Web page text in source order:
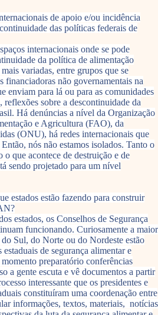
de apoio e/ou incidência
das políticas federais de
internacionais onde se pode
da política de alimentação
variadas, entre grupos que se
financiadoras não governamentais na
enviam para lá ou para as comunidades
sobre a descontinuidade da
Há denúncias a nível da Organização
e Agricultura (FAO), da
(ONU), há redes internacionais que
nós não estamos isolados. Tanto o
o que acontece de destruição e de
sendo projetado para um nível
estados estão fazendo para construir
estados, os Conselhos de Segurança
funcionando. Curiosamente a maior
do Sul, do Norte ou do Nordeste estão
de segurança alimentar e
preparatório conferências
a gente escuta e vê documentos a partir
interessante que os presidentes e
constituíram uma coordenação entre
informações, textos, materiais, notícias